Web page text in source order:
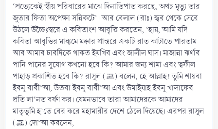
‘প্রত্যেকেই স্বীয় পরিবারের মাঝে দিনাতিপাত করছে, অথচ মৃত্যু তার
জুতার ফিতা অপেক্ষা সন্নিকটে’। আর বেলাল (রাঃ) জ্বর থেকে সেরে
উঠলে উচ্চৈঃস্বরে এ কবিতাংশ আবৃত্তি করতেন, ‘হায়, আমি যদি
কবিতা আবৃত্তির মাধ্যমে মক্কার প্রান্তরে একটি রাত কাটাতে পারতাম
আর আমার চারদিকে থাকত ইযখির এবং জালীল ঘাস। মাজান্না ঝর্ণার
পানি পানের সুযোগ কখনো হবে কি? আমার জন্য শামা এবং ত্বফীল
পাহাড় প্রকাশিত হবে কি? রাসূল (ﷺ) বলেন, হে আল্লাহ! তুমি শায়বা
ইবনু রাবী‘আ, উতবা ইবনু রাবী‘আ এবং উমাইয়াহ ইবনু খালাফের
প্রতি লা‘নত বর্ষণ কর। যেমনভাবে তারা আমাদেরকে আমাদের
মাতৃভূমি হ’তে বের করে মহামারীর দেশে ঠেলে দিয়েছে। এরপর রাসূল
(ﷺ) দো‘আ করলেন,